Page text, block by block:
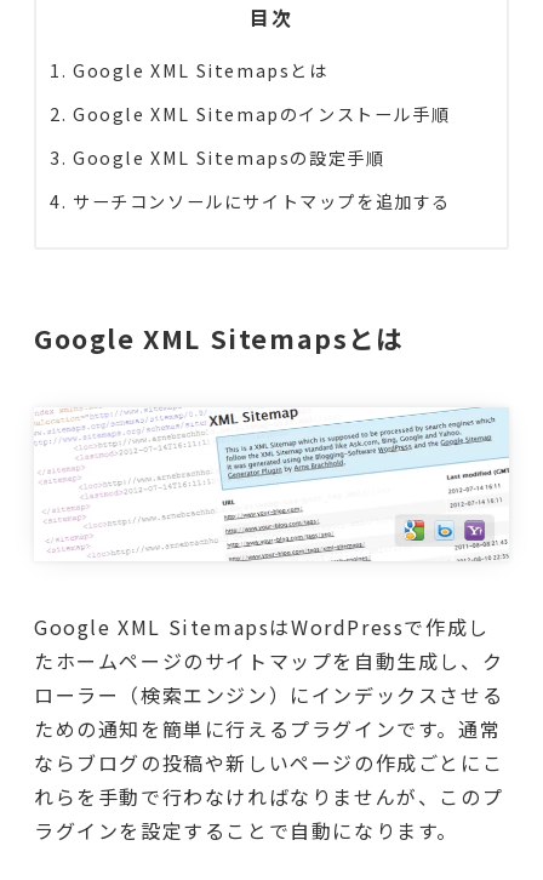
目次
Google XML Sitemapsとは
Google XML Sitemapのインストール手順
Google XML Sitemapsの設定手順
サーチコンソールにサイトマップを追加する
Google XML Sitemapsとは
Google XML SitemapsはWordPressで作成し
たホームページのサイトマップを自動生成し、ク
ローラー（検索エンジン）にインデックスさせる
ための通知を簡単に行えるプラグインです。通常
ならブログの投稿や新しいページの作成ごとにこ
れらを手動で行わなければなりませんが、このプ
ラグインを設定することで自動になります。